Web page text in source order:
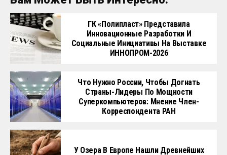
ГК «Полипласт» Представила
Инновационные Разработки И
Социальные Инициативы На Выставке
ИННОПРОМ-2026
Что Нужно России, Чтобы Догнать
Страны-Лидеры По Мощности
Суперкомпьютеров: Мнение Член-
Корреспондента РАН
У Озера В Европе Нашли Древнейших